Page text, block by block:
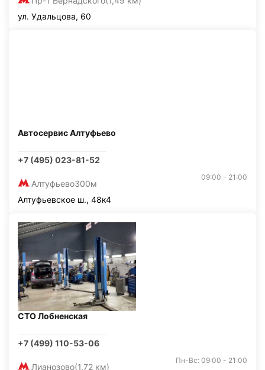
ул. Удальцова, 60
Автосервис Алтуфьево
+7 (495) 023-81-52
Алтуфьево300м
09:00 - 21:00
Алтуфьевское ш., 48к4
СТО Лобненская
+7 (499) 110-53-06
Лианозово(1,72 км)
Пн-Вс: 09:00 - 21:00